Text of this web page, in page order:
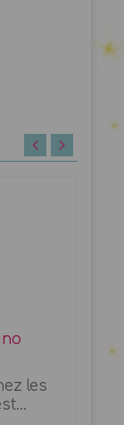
les